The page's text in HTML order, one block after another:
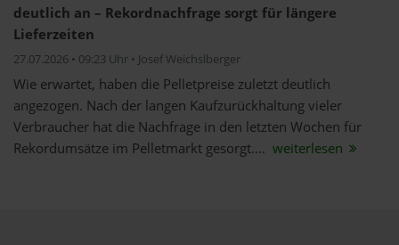
deutlich an – Rekordnachfrage sorgt für längere
Lieferzeiten
27.07.2026 • 09:23 Uhr • Josef Weichslberger
Wie erwartet, haben die Pelletpreise zuletzt deutlich
angezogen. Nach der langen Kaufzurückhaltung vieler
Verbraucher hat die Nachfrage in den letzten Wochen für
Rekordumsätze im Pelletmarkt gesorgt.... weiterlesen